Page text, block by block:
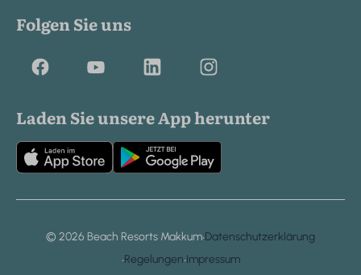
Folgen Sie uns
Laden Sie unsere App herunter
© 2026 Beach Resorts Makkum·Datenschutzerklärung
·Regelungen·Impressum